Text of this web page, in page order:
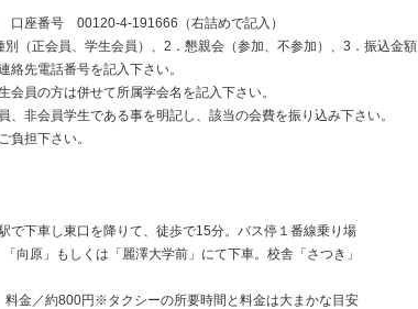
号 00120-4-191666（右詰めで記入）
員、学生会員）、2．懇親会（参加、不参加）、3．振込金額
話番号を記入下さい。
方は併せて所属学会名を記入下さい。
学生である事を明記し、該当の会費を振り込み下さい。
下さい。
で下車し東口を降りて、徒歩で15分。バス停１番線乗り場
向原」もしくは「麗澤大学前」にて下車。校舎「さつき」
金／約800円※タクシーの所要時間と料金は大まかな目安